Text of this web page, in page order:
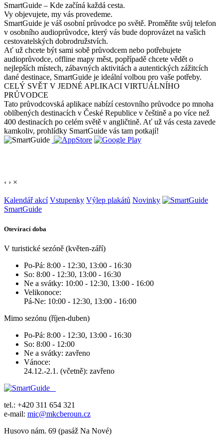
SmartGuide – Kde začíná každá cesta.
Vy objevujete, my vás provedeme.
SmartGuide je váš osobní průvodce po světě. Proměňte svůj telefon
v osobního audioprůvodce, který vás bude doprovázet na vašich
cestovatelských dobrodružstvích.
Ať už chcete být sami sobě průvodcem nebo potřebujete
audioprůvodce, offline mapy měst, popřípadě chcete vědět o
nejlepších místech, zábavných aktivitách a autentických zážitcích
dané destinace, SmartGuide je ideální volbou pro vaše potřeby.
CELÝ SVĚT V JEDNÉ APLIKACI VIRTUÁLNÍHO
PRŮVODCE
Tato průvodcovská aplikace nabízí cestovního průvodce po mnoha
oblíbených destinacích v České Republice v češtině a po více než
400 destinacích po celém světě v angličtině. Ať už vás cesta zavede
kamkoliv, prohlídky SmartGuide vás tam potkají!
‹ › ×
Kalendář akcí Vstupenky Výlep plakátů Novinky
SmartGuide
Otevírací doba
V turistické sezóně (květen-září)
Po-Pá: 8:00 - 12:30, 13:00 - 16:30
So: 8:00 - 12:30, 13:00 - 16:30
Ne a svátky: 10:00 - 12:30, 13:00 - 16:00
Velikonoce:
Pá-Ne: 10:00 - 12:30, 13:00 - 16:00
Mimo sezónu (říjen-duben)
Po-Pá: 8:00 - 12:30, 13:00 - 16:30
So: 8:00 - 12:00
Ne a svátky: zavřeno
Vánoce:
24.12.-2.1. (včetně): zavřeno
tel.: +420 311 654 321
e-mail: mic@mkcberoun.cz
Husovo nám. 69 (pasáž Na Nové)